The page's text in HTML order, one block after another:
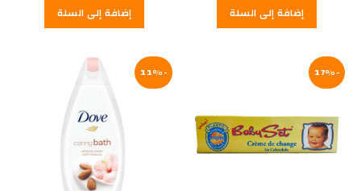
إضافة إلى السلة إضافة إلى السلة
-17%
-11%